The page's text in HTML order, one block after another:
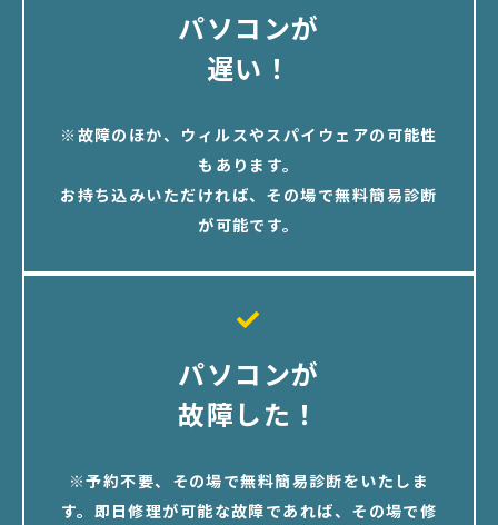
パソコンが
遅い！
※故障のほか、ウィルスやスパイウェアの可能性
もあります。
お持ち込みいただければ、その場で無料簡易診断
が可能です。
パソコンが
故障した！
※予約不要、その場で無料簡易診断をいたしま
す。即日修理が可能な故障であれば、その場で修